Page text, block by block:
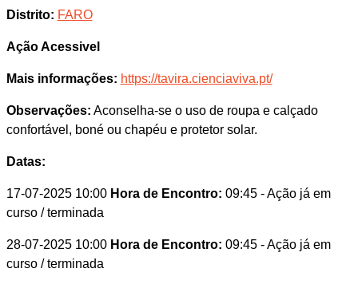
Distrito: FARO
Ação Acessivel
Mais informações: https://tavira.cienciaviva.pt/
Observações: Aconselha-se o uso de roupa e calçado
confortável, boné ou chapéu e protetor solar.
Datas:
17-07-2025 10:00 Hora de Encontro: 09:45 - Ação já em
curso / terminada
28-07-2025 10:00 Hora de Encontro: 09:45 - Ação já em
curso / terminada